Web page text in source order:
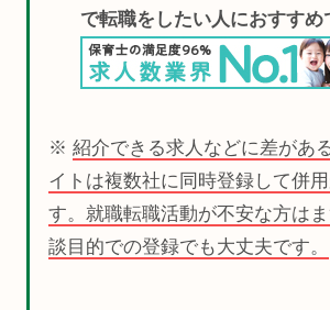
で転職をしたい人におすす
※ 紹介できる求人などに差があ
イトは複数社に同時登録して併
す。就職転職活動が不安な方は
談目的での登録でも大丈夫です。